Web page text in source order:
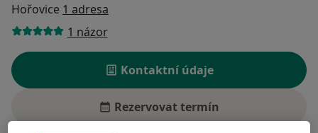
Hořovice 1 adresa
1 názor
Kontaktní údaje
Rezervovat termín